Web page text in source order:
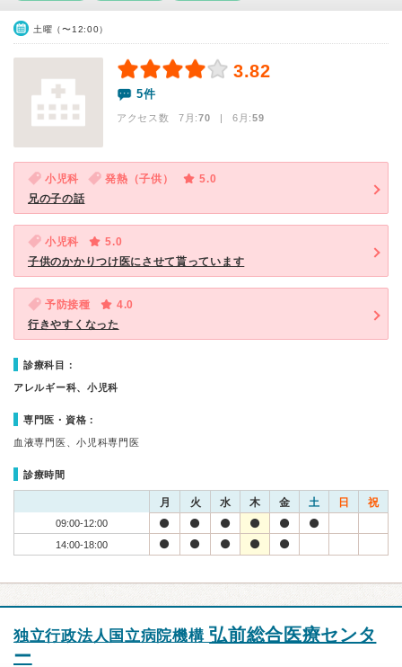
土曜（〜12:00）
3.82
5件
アクセス数 7月:70 | 6月:59
小児科 発熱（子供）
5.0
兄の子の話
小児科
5.0
子供のかかりつけ医にさせて貰っています
予防接種
4.0
行きやすくなった
診療科目：
アレルギー科、小児科
専門医・資格：
血液専門医、小児科専門医
診療時間
月 火 水 木 金 土 日 祝
09:00-12:00
14:00-18:00
独立行政法人国立病院機構 弘前総合医療センタ
ー